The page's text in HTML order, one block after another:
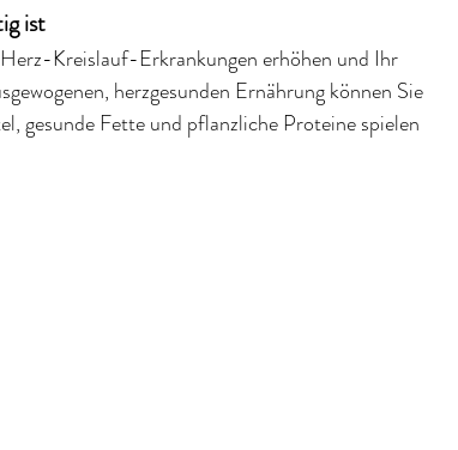
ist
Kreislauf-Erkrankungen erhöhen und Ihr
herzgesunden Ernährung können Sie
gesunde Fette und pflanzliche Proteine spielen